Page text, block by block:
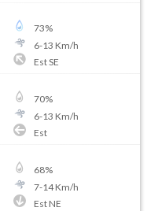
73%
6-13 Km/h
Est SE
70%
6-13 Km/h
Est
68%
7-14Km/h
Est NE